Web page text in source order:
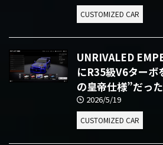
CUSTOMIZED CAR
UNRIVALED
にR35級V6ター
の皇帝仕様”だった
2026/5/19
CUSTOMIZED CAR